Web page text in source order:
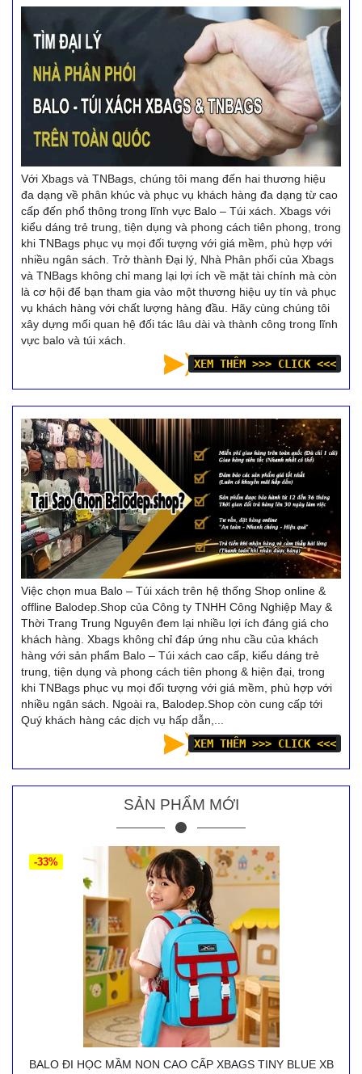
Với Xbags và TNBags, chúng tôi mang đến hai thương hiệu
đa dạng về phân khúc và phục vụ khách hàng đa dạng từ cao
cấp đến phổ thông trong lĩnh vực Balo – Túi xách. Xbags với
kiểu dáng trẻ trung, tiện dụng và phong cách tiên phong, trong
khi TNBags phục vụ mọi đối tượng với giá mềm, phù hợp với
nhiều ngân sách. Trở thành Đại lý, Nhà Phân phối của Xbags
và TNBags không chỉ mang lại lợi ích về mặt tài chính mà còn
là cơ hội để bạn tham gia vào một thương hiệu uy tín và phục
vụ khách hàng với chất lượng hàng đầu. Hãy cùng chúng tôi
xây dựng mối quan hệ đối tác lâu dài và thành công trong lĩnh
vực balo và túi xách.
XEM THÊM >>> CLICK <<<
Việc chọn mua Balo – Túi xách trên hệ thống Shop online &
offline Balodep.Shop của Công ty TNHH Công Nghiệp May &
Thời Trang Trung Nguyên đem lại nhiều lợi ích đáng giá cho
khách hàng. Xbags không chỉ đáp ứng nhu cầu của khách
hàng với sản phẩm Balo – Túi xách cao cấp, kiểu dáng trẻ
trung, tiện dụng và phong cách tiên phong & hiện đại, trong
khi TNBags phục vụ mọi đối tượng với giá mềm, phù hợp với
nhiều ngân sách. Ngoài ra, Balodep.Shop còn cung cấp tới
Quý khách hàng các dịch vụ hấp dẫn,...
XEM THÊM >>> CLICK <<<
SẢN PHẨM MỚI
BALO ĐI HỌC MẦM NON CAO CẤP XBAGS TINY BLUE XB
-33%